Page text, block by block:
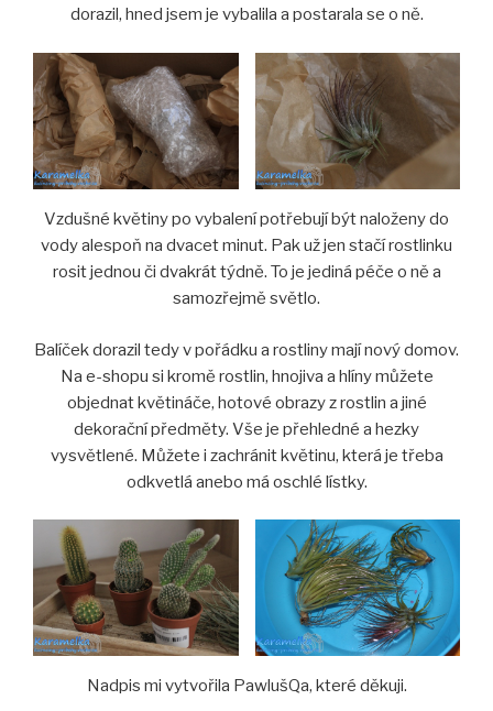
dorazil, hned jsem je vybalila a postarala se o ně.
Vzdušné květiny po vybalení potřebují být naloženy do
vody alespoň na dvacet minut. Pak už jen stačí rostlinku
rosit jednou či dvakrát týdně. To je jediná péče o ně a
samozřejmě světlo.
Balíček dorazil tedy v pořádku a rostliny mají nový domov.
Na e-shopu si kromě rostlin, hnojiva a hlíny můžete
objednat květináče, hotové obrazy z rostlin a jiné
dekorační předměty. Vše je přehledné a hezky
vysvětlené. Můžete i zachránit květinu, která je třeba
odkvetlá anebo má oschlé lístky.
Nadpis mi vytvořila PawlušQa, které děkuji.